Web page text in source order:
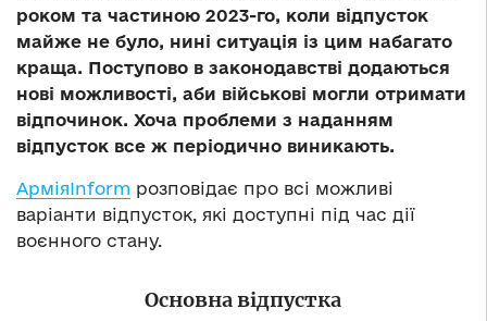
роком та частиною 2023-го, коли відпусток
майже не було, нині ситуація із цим набагато
краща. Поступово в законодавстві додаються
нові можливості, аби військові могли отримати
відпочинок. Хоча проблеми з наданням
відпусток все ж періодично виникають.
АрміяInform розповідає про всі можливі
варіанти відпусток, які доступні під час дії
воєнного стану.
Основна відпустка